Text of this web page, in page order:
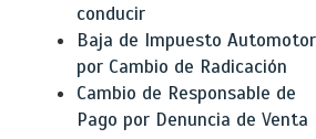
conducir
Baja de Impuesto Automotor
por Cambio de Radicación
Cambio de Responsable de
Pago por Denuncia de Venta